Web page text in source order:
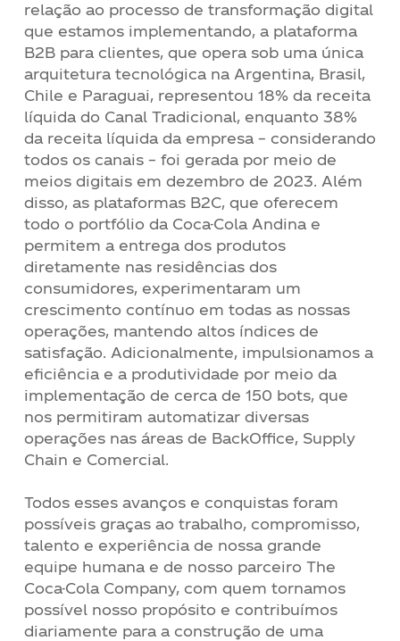
relação ao processo de transformação digital
que estamos implementando, a plataforma
B2B para clientes, que opera sob uma única
arquitetura tecnológica na Argentina, Brasil,
Chile e Paraguai, representou 18% da receita
líquida do Canal Tradicional, enquanto 38%
da receita líquida da empresa – considerando
todos os canais – foi gerada por meio de
meios digitais em dezembro de 2023. Além
disso, as plataformas B2C, que oferecem
todo o portfólio da Coca-Cola Andina e
permitem a entrega dos produtos
diretamente nas residências dos
consumidores, experimentaram um
crescimento contínuo em todas as nossas
operações, mantendo altos índices de
satisfação. Adicionalmente, impulsionamos a
eficiência e a produtividade por meio da
implementação de cerca de 150 bots, que
nos permitiram automatizar diversas
operações nas áreas de BackOffice, Supply
Chain e Comercial.
Todos esses avanços e conquistas foram
possíveis graças ao trabalho, compromisso,
talento e experiência de nossa grande
equipe humana e de nosso parceiro The
Coca-Cola Company, com quem tornamos
possível nosso propósito e contribuímos
diariamente para a construção de uma